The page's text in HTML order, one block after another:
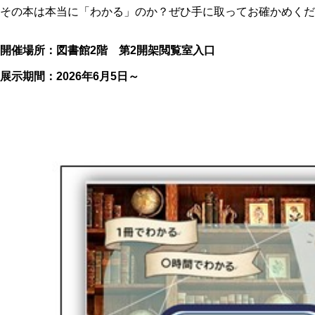
その本は本当に「わかる」のか？ぜひ手に取ってお確かめく
開催場所：図書館2階 第2開架閲覧室入口
展示期間： 2026年6月5日～